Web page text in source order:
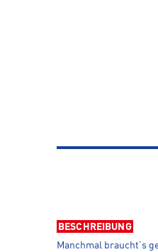
BESCHREIBUNG
Manchmal braucht’s